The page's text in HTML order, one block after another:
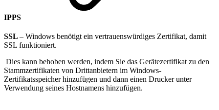
IPPS
SSL – Windows benötigt ein vertrauenswürdiges Zertifikat, damit
SSL funktioniert.
Dies kann behoben werden, indem Sie das Gerätezertifikat zu den
Stammzertifikaten von Drittanbietern im Windows-
Zertifikatsspeicher hinzufügen und dann einen Drucker unter
Verwendung seines Hostnamens hinzufügen.